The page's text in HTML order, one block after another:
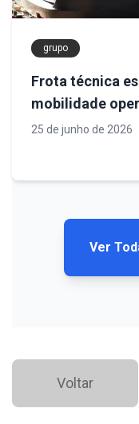
grupo
Frota técnica
mobilidade
projetos de
25 de junho de 2026
Ver
Voltar